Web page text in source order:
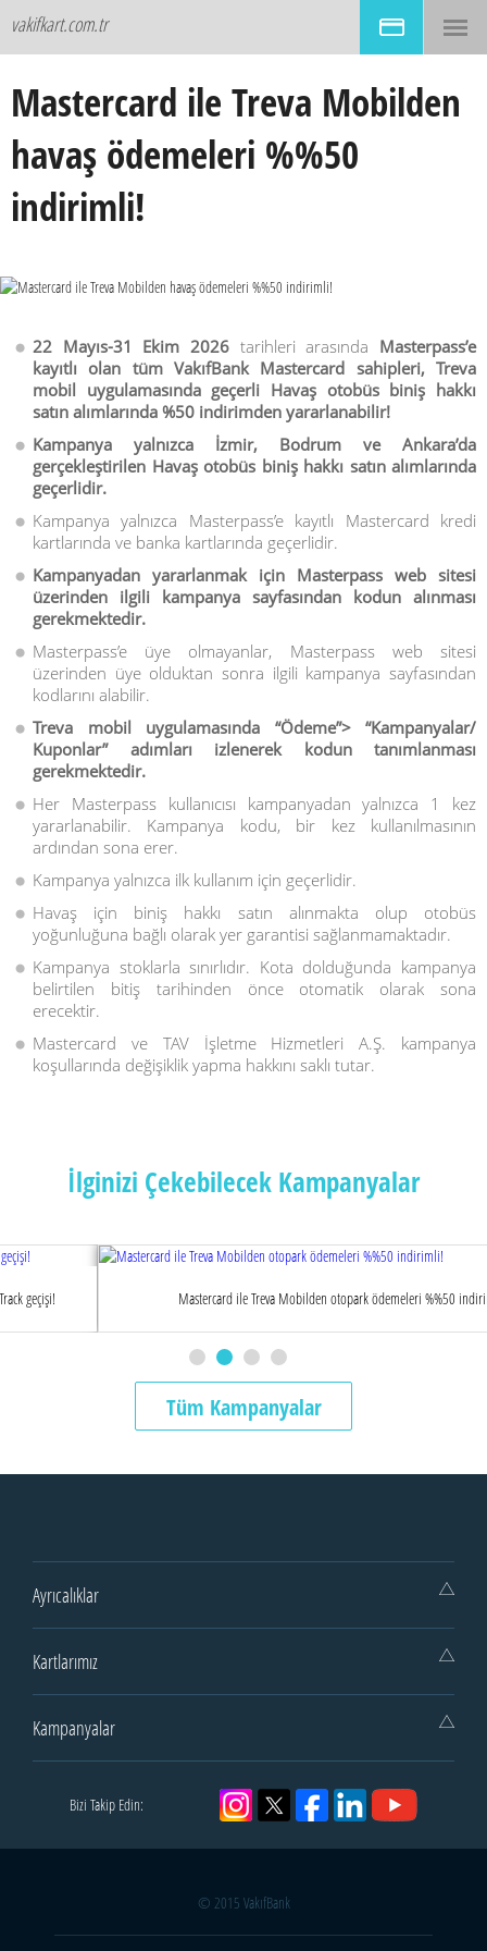
vakifkart.com.tr
Mastercard ile Treva Mobilden
havaş ödemeleri %%50
indirimli!
22 Mayıs-31 Ekim 2026 tarihleri arasında Masterpass’e
kayıtlı olan tüm VakıfBank Mastercard sahipleri, Treva
mobil uygulamasında geçerli Havaş otobüs biniş hakkı
satın alımlarında %50 indirimden yararlanabilir!
Kampanya yalnızca İzmir, Bodrum ve Ankara’da
gerçekleştirilen Havaş otobüs biniş hakkı satın alımlarında
geçerlidir.
Kampanya yalnızca Masterpass’e kayıtlı Mastercard kredi
kartlarında ve banka kartlarında geçerlidir.
Kampanyadan yararlanmak için Masterpass web sitesi
üzerinden ilgili kampanya sayfasından kodun alınması
gerekmektedir.
Masterpass’e üye olmayanlar, Masterpass web sitesi
üzerinden üye olduktan sonra ilgili kampanya sayfasından
kodlarını alabilir.
Treva mobil uygulamasında “Ödeme”> “Kampanyalar/
Kuponlar” adımları izlenerek kodun tanımlanması
gerekmektedir.
Her Masterpass kullanıcısı kampanyadan yalnızca 1 kez
yararlanabilir. Kampanya kodu, bir kez kullanılmasının
ardından sona erer.
Kampanya yalnızca ilk kullanım için geçerlidir.
Havaş için biniş hakkı satın alınmakta olup otobüs
yoğunluğuna bağlı olarak yer garantisi sağlanmamaktadır.
Kampanya stoklarla sınırlıdır. Kota dolduğunda kampanya
belirtilen bitiş tarihinden önce otomatik olarak sona
erecektir.
Mastercard ve TAV İşletme Hizmetleri A.Ş. kampanya
koşullarında değişiklik yapma hakkını saklı tutar.
İlginizi Çekebilecek Kampanyalar
Mastercard ile Treva Mobilden otopark ödemeleri %%50 indirimli!
Tüm Kampanyalar
Ayrıcalıklar
Kartlarımız
Kampanyalar
Bizi Takip Edin:
© 2015 VakıfBank